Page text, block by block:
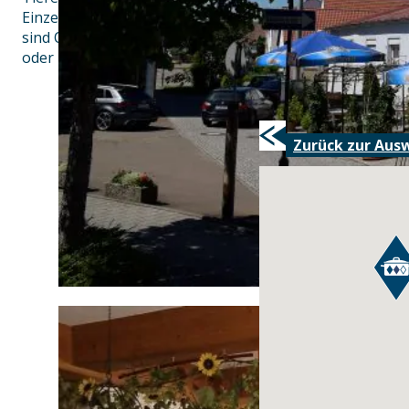
Einzeltierschlachtung sowie anschließender
sind Qualität und Frische garantiert. Überzeugen Sie
oder Einkauf im Landgasthof Sonne in Gundelfingen.
Zurück zur